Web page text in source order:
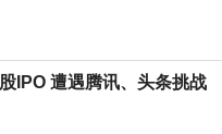
IPO 遭遇腾讯、头条挑战